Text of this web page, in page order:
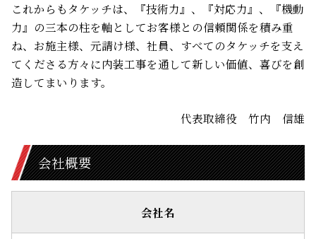
これからもタケッチは、『技術力』、『対応力』、『機動
力』の三本の柱を軸としてお客様との信頼関係を積み重
ね、お施主様、元請け様、社員、すべてのタケッチを支え
てくださる方々に内装工事を通して新しい価値、喜びを創
造してまいります。
代表取締役 竹内 信雄
会社概要
会社名